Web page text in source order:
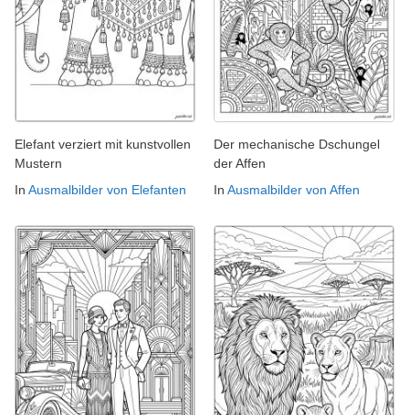
Elefant verziert mit kunstvollen
Mustern
In Ausmalbilder von Elefanten
Der mechanische Dschungel
der Affen
In Ausmalbilder von Affen